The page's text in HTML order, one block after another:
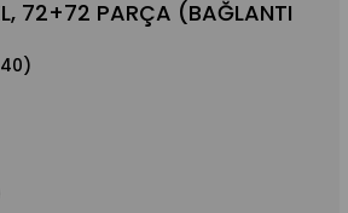
72+72 PARÇA (BAĞLANTI